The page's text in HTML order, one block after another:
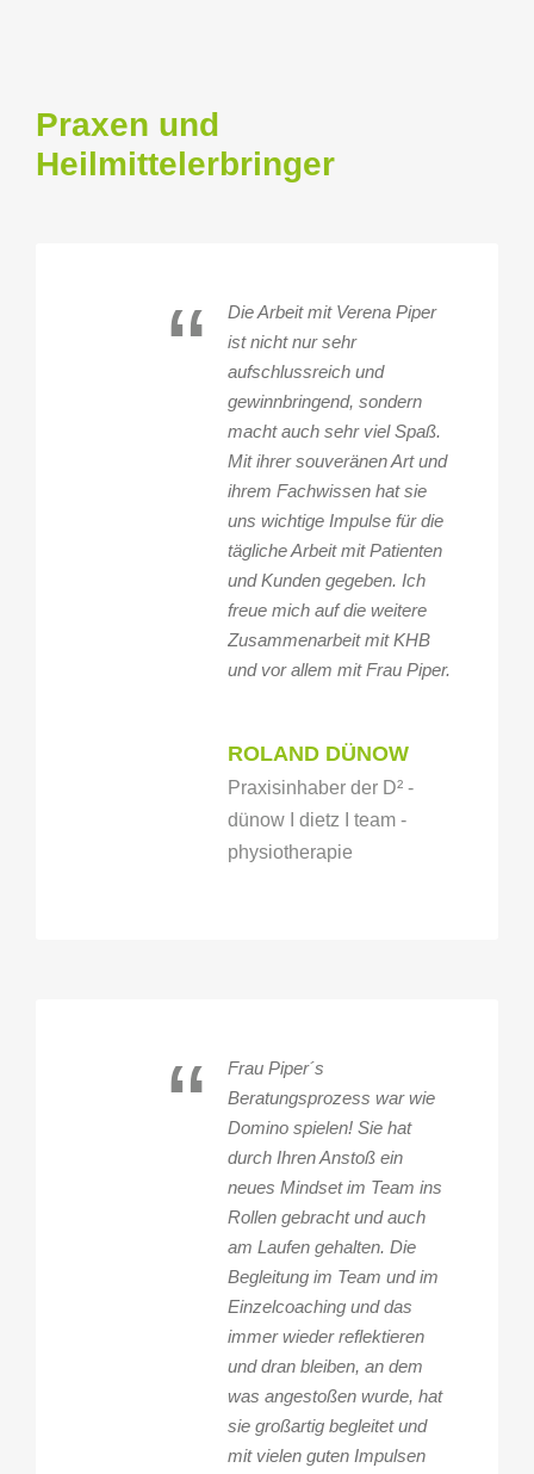
Praxen und
Heilmittelerbringer
“
Die Arbeit mit Verena Piper
ist nicht nur sehr
aufschlussreich und
gewinnbringend, sondern
macht auch sehr viel Spaß.
Mit ihrer souveränen Art und
ihrem Fachwissen hat sie
uns wichtige Impulse für die
tägliche Arbeit mit Patienten
und Kunden gegeben. Ich
freue mich auf die weitere
Zusammenarbeit mit KHB
und vor allem mit Frau Piper.
ROLAND DÜNOW
Praxisinhaber der D² -
dünow I dietz I team -
physiotherapie
“
Frau Piper´s
Beratungsprozess war wie
Domino spielen! Sie hat
durch Ihren Anstoß ein
neues Mindset im Team ins
Rollen gebracht und auch
am Laufen gehalten. Die
Begleitung im Team und im
Einzelcoaching und das
immer wieder reflektieren
und dran bleiben, an dem
was angestoßen wurde, hat
sie großartig begleitet und
mit vielen guten Impulsen